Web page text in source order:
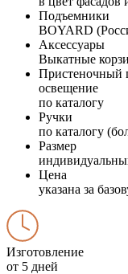
Подъемники
BOYARD
Аксессуары
Выкатные
Пристеночный
освещение
по каталогу
Ручки
по каталогу
Размер
Цена
указана за
Изготовление
от 5 дней